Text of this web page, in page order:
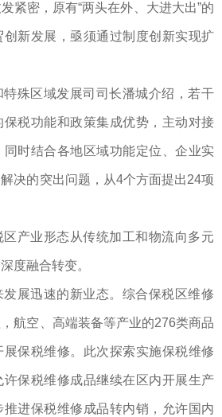
紧密，原有“两头在外、大进大出”的
新发展，亟须通过制度创新实现扩
殊区域发展司司长潘城介绍，若干
税功能和政策集成优势，主动对接
时结合各地区域功能定位、企业实
决的突出问题，从4个方面提出24项
产业形态从传统加工和物流向多元
度融合转变。
展迅速的新业态。综合保税区维修
航空、高端装备等产业的276类商品
保税维修。此次探索实施保税维修
保税维修成品继续在区内开展生产
进保税维修成品转内销，允许国内